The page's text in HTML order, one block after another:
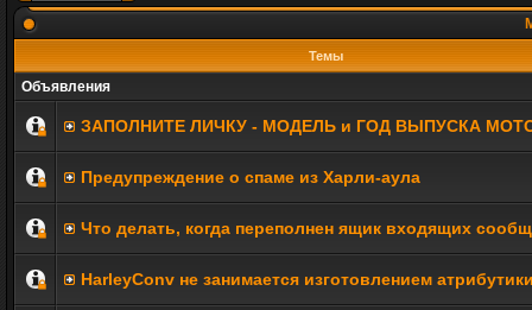
Темы
Объявления
ЗАПОЛНИТE ЛИЧКУ - МОДЕЛЬ и ГОД ВЫПУСКА
Предупреждение о спаме из Харли-аула
Что делать, когда переполнен ящик входящих
HarleyConv не занимается изготовлением